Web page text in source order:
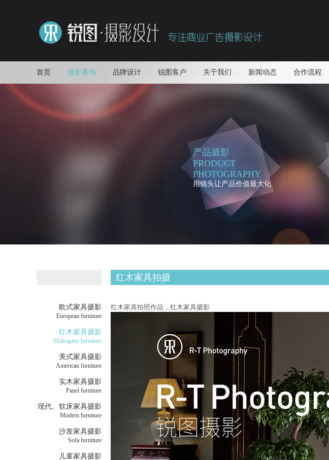
首页 · 摄影案例 · 品牌设计 · 锐图客户 · 关于我们 · 新闻动态 · 合作流程
产品摄影
PRODUCT
PHOTOGRAPHY
用镜头让产品价值最大化
欧式家具摄影
European furniture
红木家具摄影
Mahogany furniture
美式家具摄影
American furniture
实木家具摄影
Panel furniture
现代、软床家具摄影
Modern furniture
沙发家具摄影
Sofa furniture
儿童家具摄影
红木家具拍摄
红木家具拍照作品，红木家具摄影